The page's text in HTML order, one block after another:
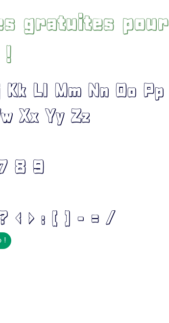
gratuites pour
Ll Mm Nn Oo Pp
Xx Yy Zz
8 9
< > : [ ] - = /
!